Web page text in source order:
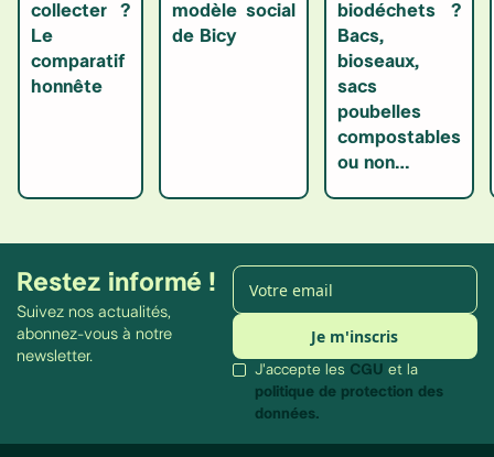
collecter ?
Le
comparatif
honnête
modèle social
de Bicy
biodéchets ?
Bacs,
bioseaux,
sacs
poubelles
compostables
ou non…
Restez informé !
Suivez nos actualités,
abonnez-vous à notre
newsletter.
J'accepte les CGU et la
politique de protection des
données.